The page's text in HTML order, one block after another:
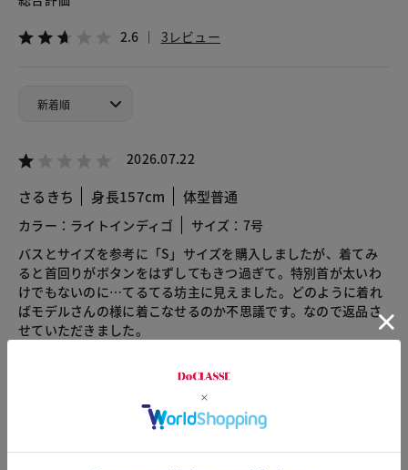
2.6 3レビュー
2026.07.22
さるきち 身長157cm 体型普通
カラー：ライトインディゴ
サイズ：7号
バスとサイズを参考に「S」サイズを購入しましたが、着てみ
ると首回りがボタンをはずしてもきつ過ぎて。特別首が太いわ
けでもないのに…てるてる坊主に見えました。どのように着れ
ばモデルさんの様に着こなせるのか不思議です。なので返品さ
せていただきました。
お客様サービスセンターからのコメント
レビューへのご投稿ありがとうございます。